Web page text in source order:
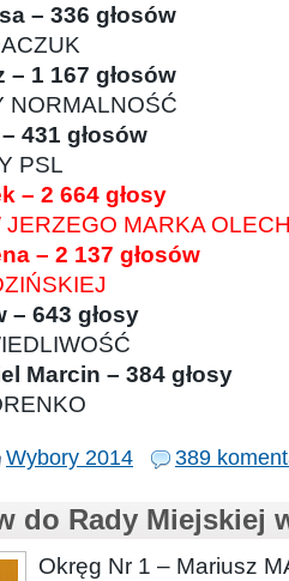
– 336 głosów
– 1 167 głosów
NORMALNOŚĆ
431 głosów
PSL
– 2 664 głosy
MARKA
– 2 137 głosów
– 643 głosy
Marcin – 384 głosy
Wybory 2014 389
do Rady Miejskiej
Okręg Nr 1 – Mariusz